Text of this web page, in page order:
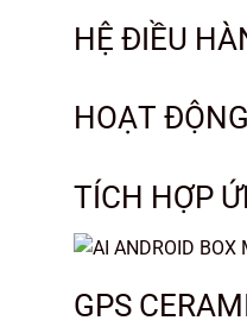
HỆ ĐIỀU
HOẠT
TÍCH HỢP
GPS